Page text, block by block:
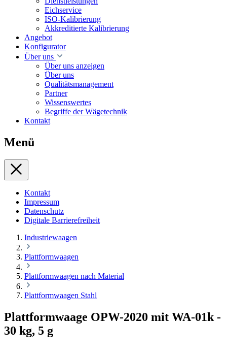
Eichservice
ISO-Kalibrierung
Akkreditierte Kalibrierung
Angebot
Konfigurator
Über uns
Über uns anzeigen
Über uns
Qualitätsmanagement
Partner
Wissenswertes
Begriffe der Wägetechnik
Kontakt
Menü
Kontakt
Impressum
Datenschutz
Digitale Barrierefreiheit
Industriewaagen
Plattformwaagen
Plattformwaagen nach Material
Plattformwaagen Stahl
Plattformwaage OPW-2020 mit WA-01k -
30 kg, 5 g